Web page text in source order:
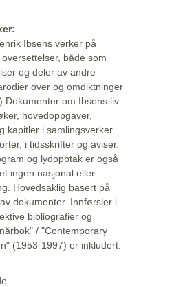
Ibsens verker på
både som
og deler av andre
over og omdiktninger
Dokumenter om Ibsens liv
hovedoppgaver,
kapitler i samlingsverker
i tidsskrifter og aviser.
og lydopptak er også
ingen nasjonal eller
Hovedsaklig basert på
dokumenter. Innførsler i
bibliografier og
/ "Contemporary
(1953-1997) er inkludert.